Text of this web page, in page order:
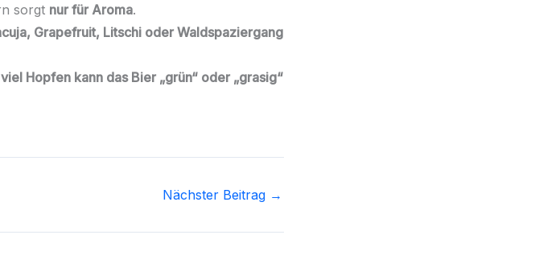
sorgt nur für Aroma.
Grapefruit, Litschi oder Waldspaziergang
Hopfen kann das Bier „grün“ oder „grasig“
Nächster Beitrag →